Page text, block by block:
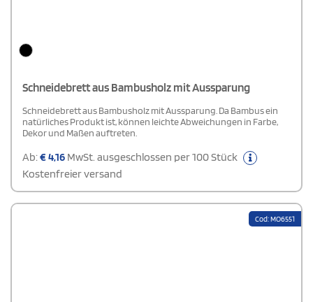
Schneidebrett aus Bambusholz mit Aussparung
Schneidebrett aus Bambusholz mit Aussparung. Da Bambus ein
natürliches Produkt ist, können leichte Abweichungen in Farbe,
Dekor und Maßen auftreten.
Ab:€4,16 MwSt. ausgeschlossen per 100 Stück
Kostenfreier versand
Cod: MO6551